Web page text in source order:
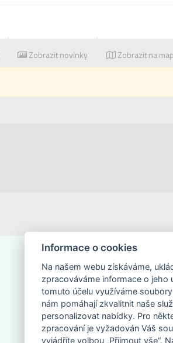
Zobrazit novinky Zobrazit na
NAPIŠTE NÁM
Informace o cookies
Na našem webu získáváme,
zpracováváme informace o jeho
tomuto účelu využíváme
nám pomáhají zkvalitnit naše
personalizovat nabídky. Pro
zpracování je vyžadován Váš
vyjádříte volbou „Přijmout vše“.